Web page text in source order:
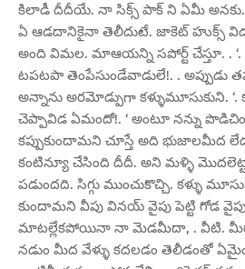
కిలాడీ దీదీయే. నా సిక్స్ పాక్ ని ఏమీ అనకు.
ఏ ఆడదానికైనా తెలీదుటే. జాకెట్ హుక్స్
అంది విమల. మాఆయన్ని సపోర్ట్ చేస్తూ. .
టపటపా తెంపేసుండేవాడులే!. . అప్పుడు
అన్నాను అరమోడ్పుగా కళ్ళుమూసుకుని.
చెప్పావిడ ఏమందో!. ‘ అంటూ నన్ను
కప్పుకుందామని చూస్తే అది భుజాలమీద
కంటిన్యూ చేసింది దీదీ. అని మళ్ళి
పడుందది. సిగ్గు ముంచుకొచ్చి. కళ్ళు
కుందామని వీపు వినయ్ వైపు పెట్టి గోడ
మాటల్లేకపోయినా నా మెడమీదా, . వీటి.
నడుం మీద వేళ్ళు కదలడం తెలీడంతో